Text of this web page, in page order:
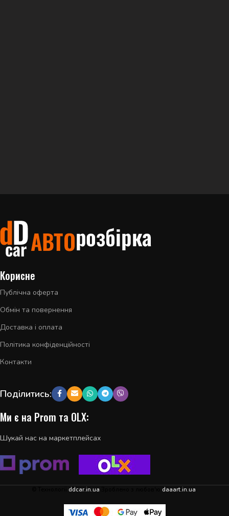
Корисне
Публічна оферта
Обмін та повернення
Доставка і оплата
Політика конфіденційності
Контакти
Поділитись:
Ми є на Prom та OLX:
Шукай нас на маркетплейсах
ddcar.in.ua daaart.in.ua